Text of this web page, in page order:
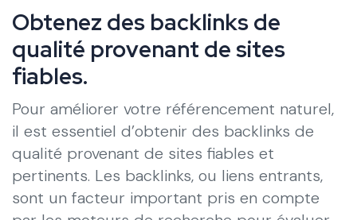
Obtenez des backlinks de
qualité provenant de sites
fiables.
Pour améliorer votre référencement naturel,
il est essentiel d’obtenir des backlinks de
qualité provenant de sites fiables et
pertinents. Les backlinks, ou liens entrants,
sont un facteur important pris en compte